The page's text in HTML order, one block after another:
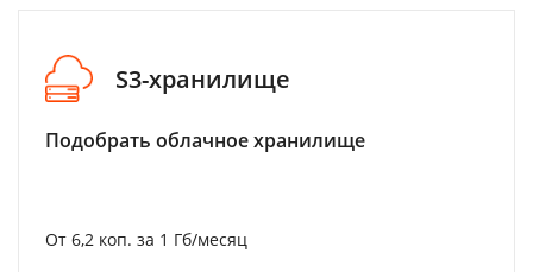
S3-хранилище
Подобрать облачное хранилище
От 6,2 коп. за 1 Гб/месяц